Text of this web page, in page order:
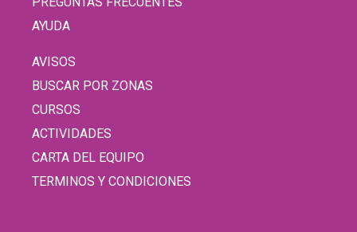
AYUDA
AVISOS
BUSCAR POR ZONAS
CURSOS
ACTIVIDADES
CARTA DEL EQUIPO
TERMINOS Y CONDICIONES